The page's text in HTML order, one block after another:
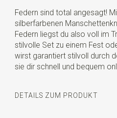
Federn sind total angesagt!
silberfarbenen
Federn liegst du also voll im
stilvolle Set zu einem Fest
wirst garantiert stilvoll durch
sie dir schnell und bequem
DETAILS ZUM PRODUKT